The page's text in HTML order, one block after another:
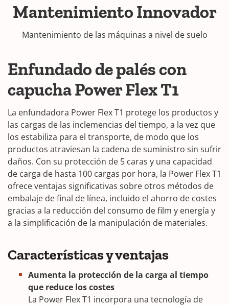
Mantenimiento Innovador
Mantenimiento de las máquinas a nivel de suelo
Enfundado de palés con
capucha Power Flex T1
La enfundadora Power Flex T1 protege los productos y
las cargas de las inclemencias del tiempo, a la vez que
los estabiliza para el transporte, de modo que los
productos atraviesan la cadena de suministro sin sufrir
daños. Con su protección de 5 caras y una capacidad
de carga de hasta 100 cargas por hora, la Power Flex T1
ofrece ventajas significativas sobre otros métodos de
embalaje de final de línea, incluido el ahorro de costes
gracias a la reducción del consumo de film y energía y
a la simplificación de la manipulación de materiales.
Características y ventajas
Aumenta la protección de la carga al tiempo
que reduce los costes
La Power Flex T1 incorpora una tecnología de